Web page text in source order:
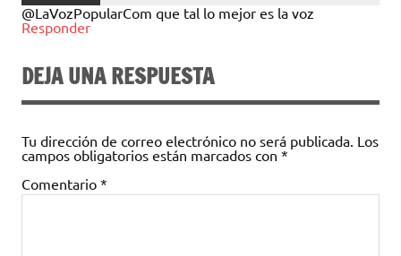
@LaVozPopularCom que tal lo mejor es la voz
Responder
DEJA UNA RESPUESTA
Tu dirección de correo electrónico no será publicada. Los
campos obligatorios están marcados con *
Comentario *